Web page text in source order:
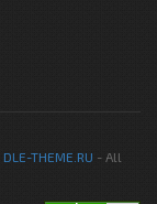
DLE-THEME.RU - All